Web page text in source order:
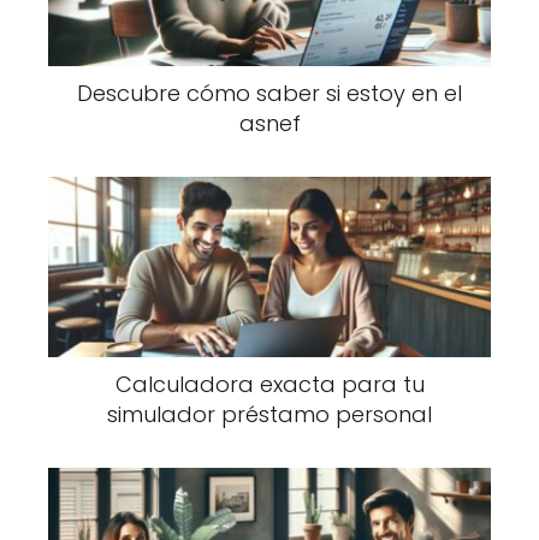
Descubre cómo saber si estoy en el
asnef
Calculadora exacta para tu
simulador préstamo personal